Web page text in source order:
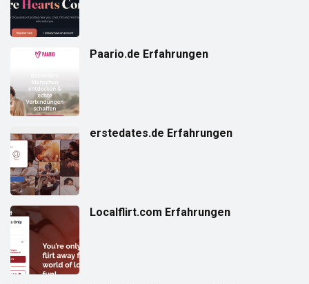
Paario.de Erfahrungen
erstedates.de Erfahrungen
Localflirt.com Erfahrungen